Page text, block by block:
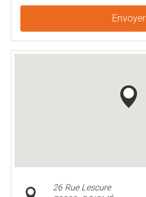
Envoyer
26 Rue Lescure